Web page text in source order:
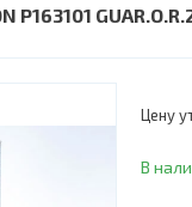
P163101
Цену
В